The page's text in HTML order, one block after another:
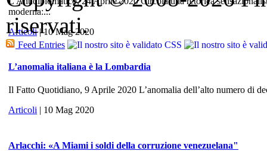
moderna:...
Articoli| 10 Mag 2020
L’anomalia italiana è la Lombardia
Il Fatto Quotidiano, 9 Aprile 2020 L’anomalia dell’alto numero di
Articoli | 10 Mag 2020
Arlacchi: «A Miami i soldi della corruzione venezuelana"
riservati.
Feed Entries